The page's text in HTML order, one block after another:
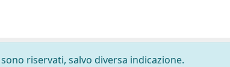
riservati, salvo diversa indicazione.